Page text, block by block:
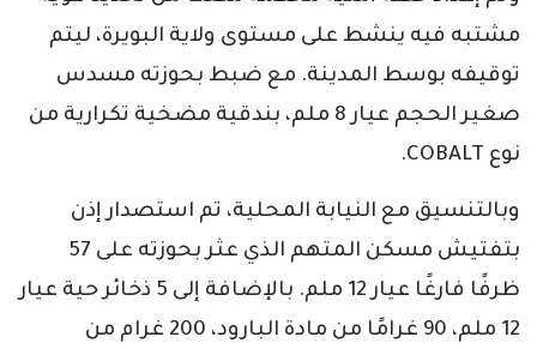
مشتبه فيه ينشط على مستوى ولاية البويرة، ليتم
توقيفه بوسط المدينة. مع ضبط بحوزته مسدس
صغير الحجم عيار 8 ملم، بندقية مضخية تكرارية من
نوع COBALT.
وبالتنسيق مع النيابة المحلية، تم استصدار إذن
بتفتيش مسكن المتهم الذي عثر بحوزته على 57
ظرفًا فارغًا عيار 12 ملم. بالإضافة إلى 5 ذخائر حية عيار
12 ملم، 90 غرامًا من مادة البارود، 200 غرام من